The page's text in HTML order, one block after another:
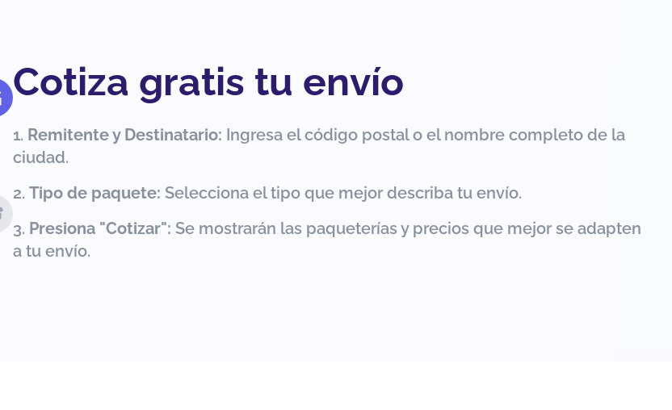
Cotiza gratis tu envío
Remitente y Destinatario: Ingresa el código postal o el nombre completo de la
ciudad.
Tipo de paquete: Selecciona el tipo que mejor describa tu envío.
Presiona "Cotizar": Se mostrarán las paqueterías y precios que mejor se adapten
a tu envío.